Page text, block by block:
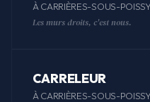
À CARRIÈRES-SOUS-POISSY
Les murs droits, c'est nous.
CARRELEUR
À CARRIÈRES-SOUS-POISSY